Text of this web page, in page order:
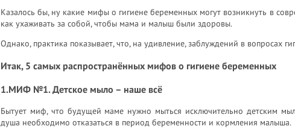
Казалось бы, ну какие мифы о гигиене беременных могут возникнуть в
как ухаживать за собой, чтобы мама и малыш были здоровы.
Однако, практика показывает, что, на удивление, заблуждений в вопросах
Итак, 5 самых распространённых мифов о гигиене беременных
1.МИФ №1. Детское мыло – наше всё
Бытует миф, что будущей маме нужно мыться исключительно детским
душа необходимо отказаться в период беременности и кормления малыша.